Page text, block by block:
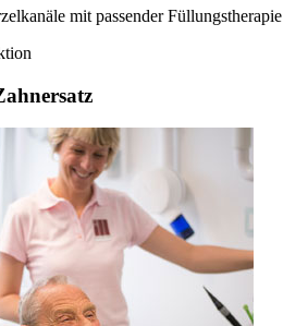
mit passender Füllungstherapie